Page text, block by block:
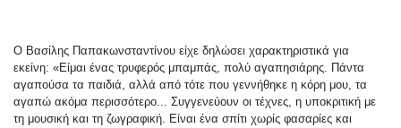
Ο Βασίλης Παπακωνσταντίνου είχε δηλώσει χαρακτηριστικά για
εκείνη: «Είμαι ένας τρυφερός μπαμπάς, πολύ αγαπησιάρης. Πάντα
αγαπούσα τα παιδιά, αλλά από τότε που γεννήθηκε η κόρη μου, τα
αγαπώ ακόμα περισσότερο... Συγγενεύουν οι τέχνες, η υποκριτική με
τη μουσική και τη ζωγραφική. Είναι ένα σπίτι χωρίς φασαρίες και